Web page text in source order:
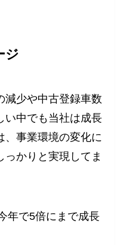
ジ
減少や中古登録車数
い中でも当社は成長
、事業環境の変化に
っかりと実現してま
年で5倍にまで成長